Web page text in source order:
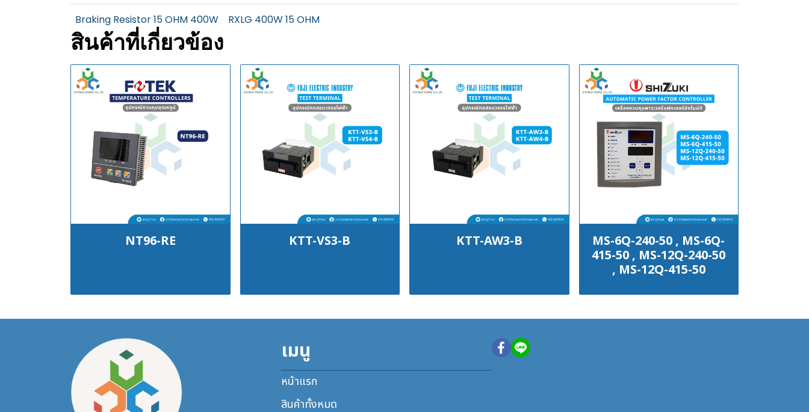
Braking Resistor 15 OHM 400W RXLG 400W 15 OHM
สินค้าที่เกี่ยวข้อง
NT96-RE KTT-VS3-B KTT-AW3-B
MS-6Q-240-50 , MS-6Q-
415-50 , MS-12Q-240-50
, MS-12Q-415-50
เมนู
หน้าแรก
สินค้าทั้งหมด